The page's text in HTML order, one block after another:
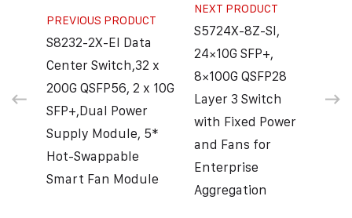
PREVIOUS PRODUCT
S8232-2X-EI Data
Center Switch,32 x
200G QSFP56, 2 x 10G
SFP+,Dual Power
Supply Module, 5*
Hot-Swappable
Smart Fan Module
NEXT PRODUCT
S5724X-8Z-SI,
24×10G SFP+,
8×100G QSFP28
Layer 3 Switch
with Fixed Power
and Fans for
Enterprise
Aggregation